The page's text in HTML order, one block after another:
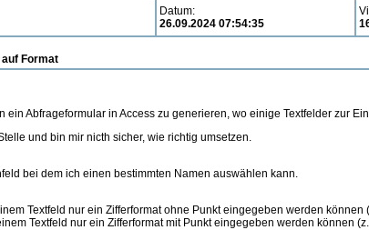
Datum:
26.09.2024 07:54:35
Format
ein Abfrageformular in Access zu generieren, wo einige Textfelder zur
und bin mir nicth sicher, wie richtig umsetzen.
bei dem ich einen bestimmten Namen auswählen kann.
Textfeld nur ein Zifferformat ohne Punkt eingegeben werden können
Textfeld nur ein Zifferformat mit Punkt eingegeben werden können